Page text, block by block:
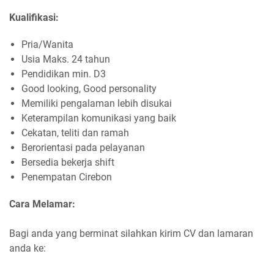
Kualifikasi:
Pria/Wanita
Usia Maks. 24 tahun
Pendidikan min. D3
Good looking, Good personality
Memiliki pengalaman lebih disukai
Keterampilan komunikasi yang baik
Cekatan, teliti dan ramah
Berorientasi pada pelayanan
Bersedia bekerja shift
Penempatan Cirebon
Cara Melamar:
Bagi anda yang berminat silahkan kirim CV dan lamaran
anda ke: